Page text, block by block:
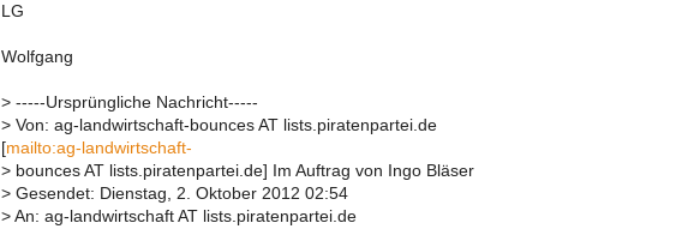
LG
Wolfgang
> -----Ursprüngliche Nachricht-----
> Von: ag-landwirtschaft-bounces AT lists.piratenpartei.de
[mailto:ag-landwirtschaft-
> bounces AT lists.piratenpartei.de] Im Auftrag von Ingo Bläser
> Gesendet: Dienstag, 2. Oktober 2012 02:54
> An: ag-landwirtschaft AT lists.piratenpartei.de